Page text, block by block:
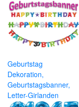
Geburtstag
Dekoration,
Geburtstagsbanner,
Letter-Girlanden